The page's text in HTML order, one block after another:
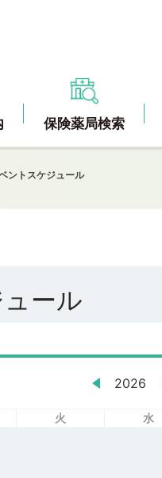
保険薬局検索
ントスケジュール
ール
2026
火 水